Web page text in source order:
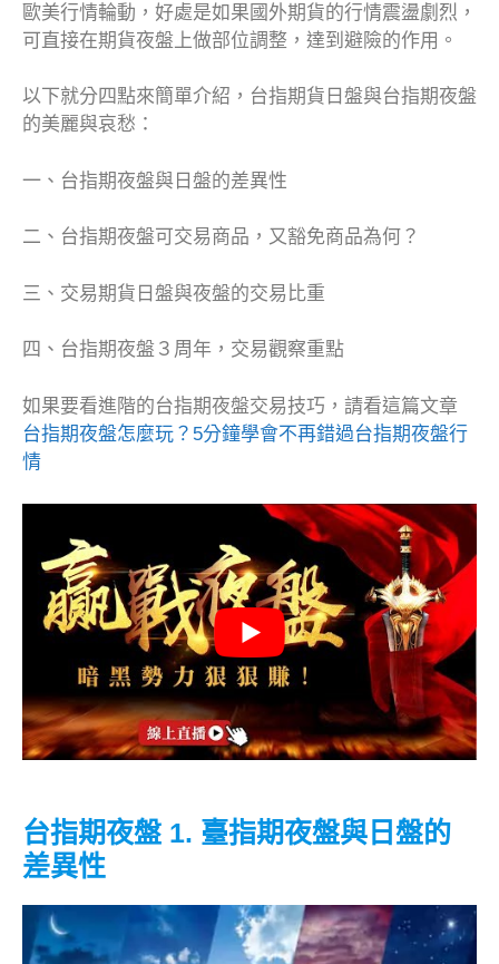
歐美行情輪動，好處是如果國外期貨的行情震盪劇烈，
可直接在期貨夜盤上做部位調整，達到避險的作用。
以下就分四點來簡單介紹，台指期貨日盤與台指期夜盤
的美麗與哀愁：
一、台指期夜盤與日盤的差異性
二、台指期夜盤可交易商品，又豁免商品為何？
三、交易期貨日盤與夜盤的交易比重
四、台指期夜盤３周年，交易觀察重點
如果要看進階的台指期夜盤交易技巧，請看這篇文章
台指期夜盤怎麼玩？5分鐘學會不再錯過台指期夜盤行
情
台指期夜盤 1. 臺指期夜盤與日盤的
差異性